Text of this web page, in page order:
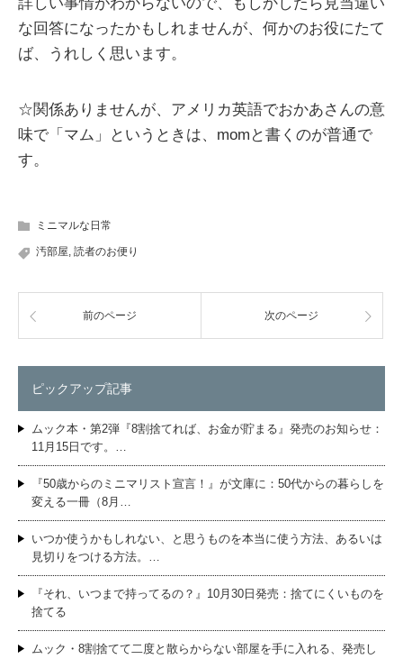
な回答になったかもしれませんが、何かのお役にたて
ば、うれしく思います。
☆関係ありませんが、アメリカ英語でおかあさんの意
味で「マム」というときは、momと書くのが普通で
す。
ミニマルな日常
汚部屋, 読者のお便り
前のページ 次のページ
ピックアップ記事
ムック本・第2弾『8割捨てれば、お金が貯まる』発売のお知らせ：
11月15日です。…
『50歳からのミニマリスト宣言！』が文庫に：50代からの暮らしを
変える一冊（8月…
いつか使うかもしれない、と思うものを本当に使う方法、あるいは
見切りをつける方法。…
『それ、いつまで持ってるの？』10月30日発売：捨てにくいものを
捨てる
ムック・8割捨てて二度と散らからない部屋を手に入れる、発売し